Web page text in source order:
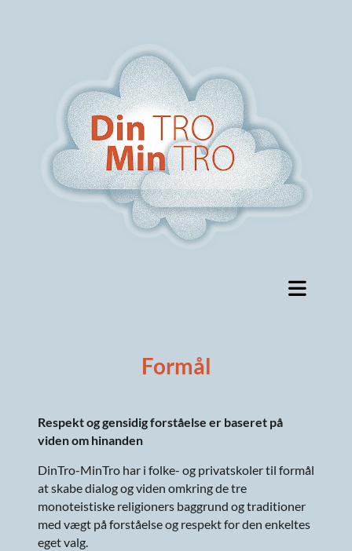
Formål
Respekt og gensidig forståelse er baseret på
viden om hin­anden
DinTro-MinTro har i folke- og privatskoler til formål
at skabe dialog og viden omkring de tre
monoteistiske religioners baggrund og traditioner
med vægt på forståelse og re­spekt for den enkeltes
eget valg.